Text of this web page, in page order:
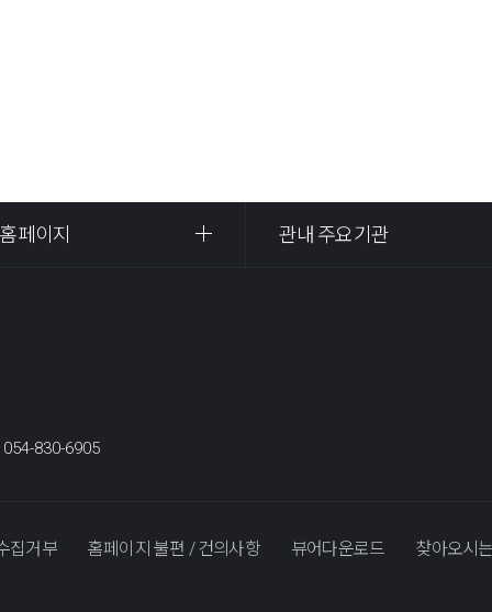
페이지 관내 주요기관
054-830-6905
집거부 홈페이지 불편 / 건의사항 뷰어다운로드 찾아오시